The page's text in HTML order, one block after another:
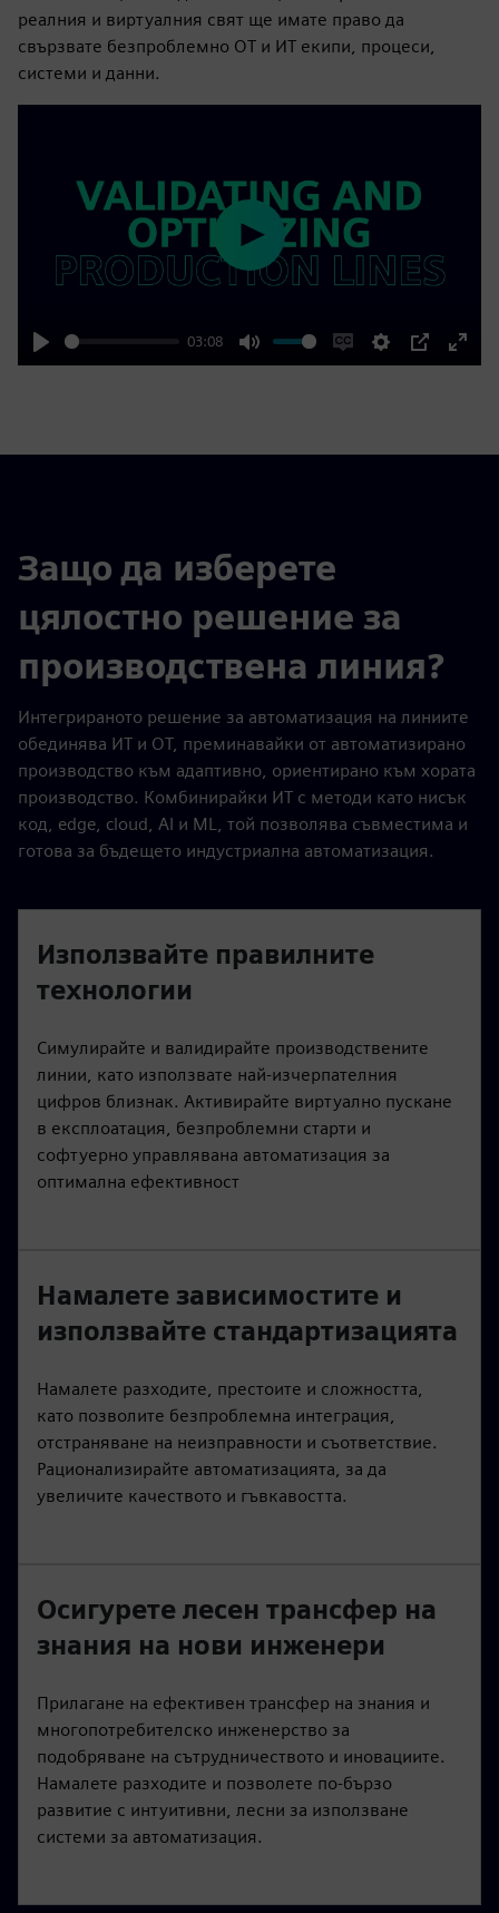
реалния и виртуалния свят ще имате право да
свързвате безпроблемно OT и ИТ екипи, процеси,
системи и данни.
Play
03:08
Mute
EnableSettings
PIP
Enter
Play
Защо да изберете
цялостно решение за
производствена линия?
Интегрираното решение за автоматизация на линиите
обединява ИТ и OT, преминавайки от автоматизирано
производство към адаптивно, ориентирано към хората
производство. Комбинирайки ИТ с методи като нисък
код, edge, cloud, AI и ML, той позволява съвместима и
готова за бъдещето индустриална автоматизация.
Използвайте правилните
технологии
Симулирайте и валидирайте производствените
линии, като използвате най-изчерпателния
цифров близнак. Активирайте виртуално пускане
в експлоатация, безпроблемни старти и
софтуерно управлявана автоматизация за
оптимална ефективност
Намалете зависимостите и
използвайте стандартизацията
Намалете разходите, престоите и сложността,
като позволите безпроблемна интеграция,
отстраняване на неизправности и съответствие.
Рационализирайте автоматизацията, за да
увеличите качеството и гъвкавостта.
Осигурете лесен трансфер на
знания на нови инженери
Прилагане на ефективен трансфер на знания и
многопотребителско инженерство за
подобряване на сътрудничеството и иновациите.
Намалете разходите и позволете по-бързо
развитие с интуитивни, лесни за използване
системи за автоматизация.